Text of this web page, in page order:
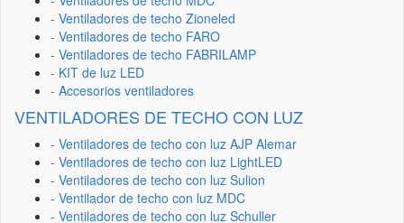
- Ventiladores de techo Zioneled
- Ventiladores de techo FARO
- Ventiladores de techo FABRILAMP
- KIT de luz LED
- Accesorios ventiladores
VENTILADORES DE TECHO CON LUZ
- Ventiladores de techo con luz AJP Alemar
- Ventiladores de techo con luz LightLED
- Ventiladores de techo con luz Sulion
- Ventilador de techo con luz MDC
- Ventiladores de techo con luz Schuller